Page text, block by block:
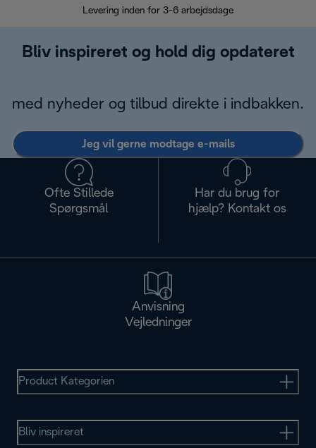
Levering inden for 3-6 arbejdsdage
Bliv inspireret og hold dig opdateret
med nyheder og tilbud direkte i indbakken.
Jeg vil gerne modtage e-mails
Ofte Stillede
Spørgsmål
Har du brug for
hjælp? Kontakt os
Anvisning
Vejledninger
Product Kategorien
Bliv inspireret